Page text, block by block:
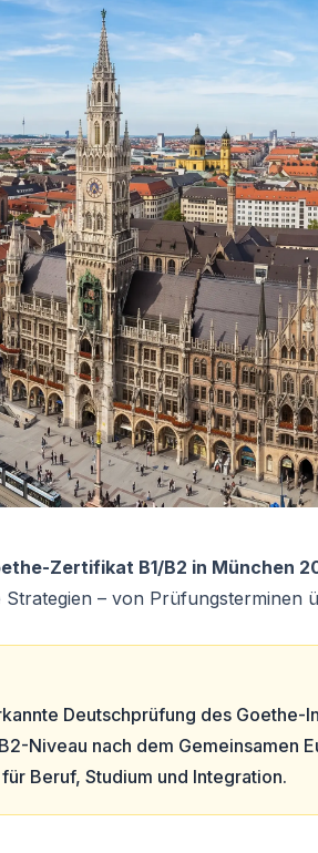
Zertifikat B1/B2 in München
– von Prüfungsterminen
Deutschprüfung des Goethe-
Niveau nach dem Gemeinsamen
Beruf, Studium und Integration.